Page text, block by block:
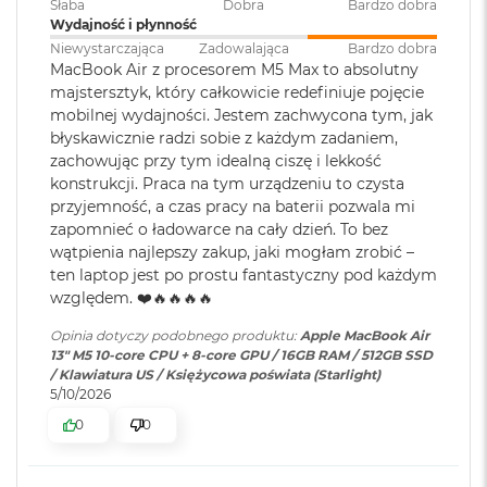
ś
c
i
d
y
s
k
u
M
a
c
B
o
k
i
r
2
5
B
Jasność 500 nitów
Kolory
Możliwość wyświetlania miliarda kolorów
Szeroka gama kolorów (P3)
Technologia True Tone
Apple M5
Apple M5 (10-rdzeniowy procesor CPU + 10-rdzeniowy procesor
GPU + 16-rdzeniowy system Neural Engine)
Sprzętowa akceleracja ray tracingu
Pojemność baterii 53,8 Wh
Szybkie ładowanie:
Możliwość szybkiego ładowania
zasilaczem USB-C o mocy 70W
Ładowanie i
rozbudowa:
Dwa porty Thunderbolt 4
(USB‑C) obsługujące:
Ładowanie, DisplayPort,
Thunderbolt 4 (do 40 Gb/s),
USB 4 (do 40 Gb/s)
Klawiatura
numeryczna
NIE
Podświetlana
TAK
Słaba
Dobra
Bardzo dobra
Wydajność i płynność
Niewystarczająca
Zadowalająca Bardzo dobra
MacBook Air z procesorem M5 Max to absolutny
majstersztyk, który całkowicie redefiniuje pojęcie
mobilnej wydajności. Jestem zachwycona tym, jak
błyskawicznie radzi sobie z każdym zadaniem,
zachowując przy tym idealną ciszę i lekkość
konstrukcji. Praca na tym urządzeniu to czysta
przyjemność, a czas pracy na baterii pozwala mi
zapomnieć o ładowarce na cały dzień. To bez
wątpienia najlepszy zakup, jaki mogłam zrobić –
ten laptop jest po prostu fantastyczny pod każdym
względem. ❤️🔥🔥🔥🔥
Opinia dotyczy podobnego produktu:Apple MacBook Air
13" M5 10-core CPU + 8-core GPU / 16GB RAM / 512GB SSD
/ Klawiatura US / Księżycowa poświata (Starlight)
5/10/2026
0
0